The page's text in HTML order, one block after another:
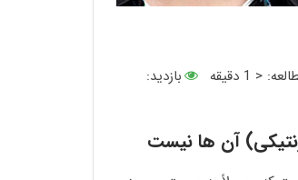
< 1 دقیقه
بازدید:
آن ها نیست